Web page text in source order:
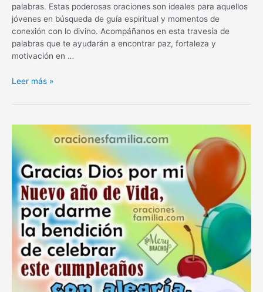
palabras. Estas poderosas oraciones son ideales para aquellos
jóvenes en búsqueda de guía espiritual y momentos de
conexión con lo divino. Acompáñanos en esta travesía de
palabras que te ayudarán a encontrar paz, fortaleza y
motivación en …
Oraciones
jóvenes
y
reflexión
en
pocas
palabras
Leer más »